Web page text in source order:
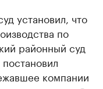
установил, что
по
районный суд
компании